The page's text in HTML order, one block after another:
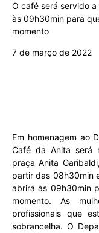
O café será servido
às 09h30min para
momento
7 de março de 2022
Em homenagem ao
Café da Anita será
praça Anita
partir das 08h30min
abrirá às 09h30min
momento. As
profissionais que
sobrancelha. O